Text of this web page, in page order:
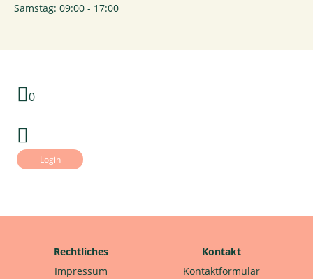
Samstag: 09:00 - 17:00
0
Login
Rechtliches
Impressum
Kontakt
Kontaktformular